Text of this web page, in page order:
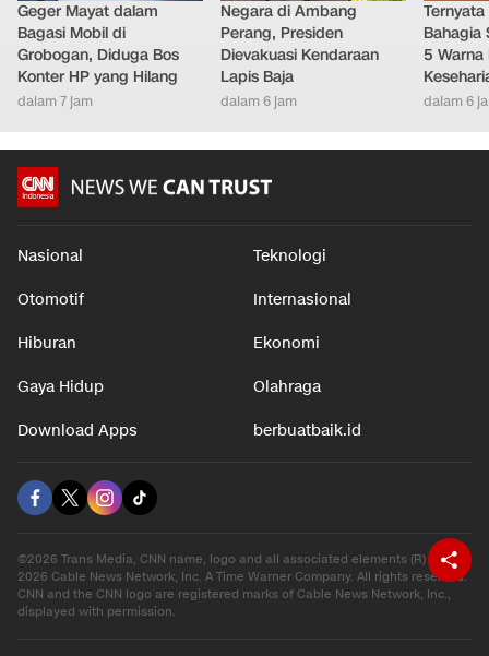
Geger Mayat dalam
Bagasi Mobil di
Grobogan, Diduga Bos
Konter HP yang Hilang
dalam 7 jam
Negara di Ambang
Perang, Presiden
Dievakuasi Kendaraan
Lapis Baja
dalam 6 jam
Bahagia
5
dalam 6
Nasional Teknologi
Otomotif Internasional
Hiburan Ekonomi
Gaya Hidup Olahraga
Download Apps berbuatbaik.id
©2026 Trans Media, CNN name, logo and all associated elements (R) and ©
2026 Cable News Network, Inc. A Time Warner Company. All rights reserved.
CNN and the CNN logo are registered marks of Cable News Network, Inc.,
displayed with permission.